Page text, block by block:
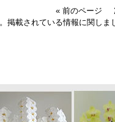
« 前のページ
掲載されている情報に関しま